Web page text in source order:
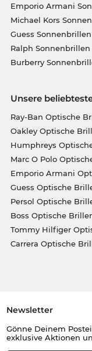
Emporio Armani
Michael Kors
Guess Sonnenbrillen
Ralph Sonnenbrillen
Burberry
Unsere
Ray-Ban Optische
Oakley Optische
Humphreys
Marc O Polo
Emporio Armani
Guess Optische
Persol Optische
Boss Optische
Tommy Hilfiger
Carrera Optische
Newsletter
Gönne Deinem
exklusive Aktionen